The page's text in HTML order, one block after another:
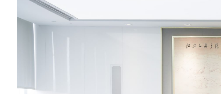
作，凝聚推动学校高
本次读书班采取个人